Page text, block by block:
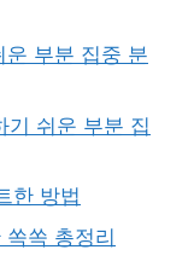
부분 집중 분
기 쉬운 부분 집
한 방법
쏙 총정리